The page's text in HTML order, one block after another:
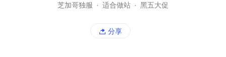
芝加哥独服 · 适合做站 · 黑五大促
分享